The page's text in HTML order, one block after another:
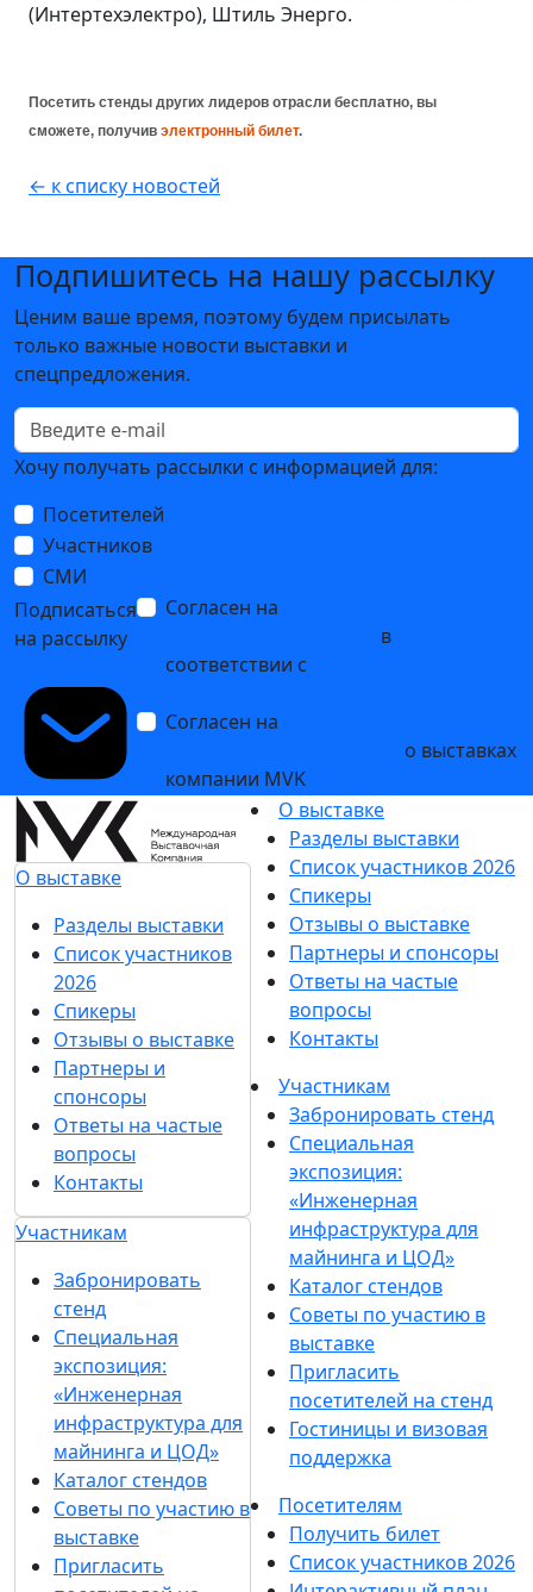
(Интертехэлектро), Штиль Энерго.
Посетить стенды других лидеров отрасли бесплатно, вы
сможете, получив электронный билет.
← к списку новостей
Подпишитесь на нашу рассылку
Ценим ваше время, поэтому будем присылать
только важные новости выставки и
спецпредложения.
Хочу получать рассылки с информацией для:
Посетителей
Участников
СМИ
Подписаться
на рассылку
Согласен на
в
соответствии с
Согласен на
о выставках
компании MVK
О выставке
Разделы выставки
Список участников
2026
Спикеры
Отзывы о выставке
Партнеры и
спонсоры
Ответы на частые
вопросы
Контакты
Участникам
Забронировать
стенд
Специальная
экспозиция:
«Инженерная
инфраструктура для
майнинга и ЦОД»
Каталог стендов
Советы по участию в
выставке
Пригласить
О выставке
Разделы выставки
Список участников 2026
Спикеры
Отзывы о выставке
Партнеры и спонсоры
Ответы на частые
вопросы
Контакты
Участникам
Забронировать стенд
Специальная
экспозиция:
«Инженерная
инфраструктура для
майнинга и ЦОД»
Каталог стендов
Советы по участию в
выставке
Пригласить
посетителей на стенд
Гостиницы и визовая
поддержка
Посетителям
Получить билет
Список участников 2026